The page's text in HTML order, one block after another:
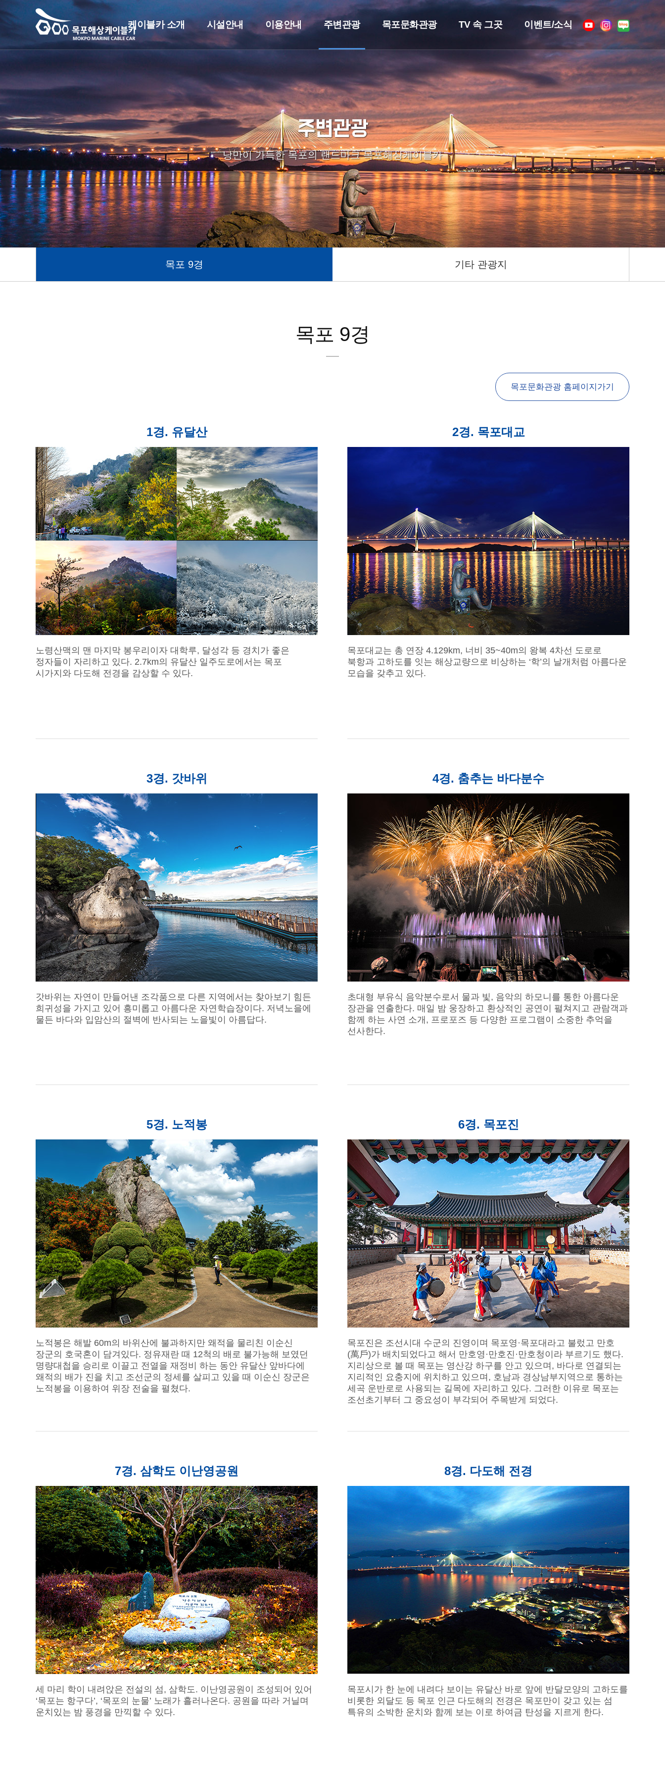
케이블카 소개 시설안내 이용안내 주변관광 목포문화관광 TV 속 그곳 이벤트/소식
주변관광
낭만이 가득한 목포의 랜드마크 목포해상케이블카
목포 9경 기타 관광지
목포 9경
목포문화관광 홈페이지가기
1경. 유달산
노령산맥의 맨 마지막 봉우리이자 대학루, 달성각 등 경치가 좋은
정자들이 자리하고 있다. 2.7km의 유달산 일주도로에서는 목포
시가지와 다도해 전경을 감상할 수 있다.
2경. 목포대교
목포대교는 총 연장 4.129km, 너비 35~40m의 왕복 4차선 도로로
북항과 고하도를 잇는 해상교량으로 비상하는 ‘학’의 날개처럼 아름다운
모습을 갖추고 있다.
3경. 갓바위
갓바위는 자연이 만들어낸 조각품으로 다른 지역에서는 찾아보기 힘든
희귀성을 가지고 있어 흥미롭고 아름다운 자연학습장이다. 저녁노을에
물든 바다와 입암산의 절벽에 반사되는 노을빛이 아름답다.
4경. 춤추는 바다분수
초대형 부유식 음악분수로서 물과 빛, 음악의 하모니를 통한 아름다운
장관을 연출한다. 매일 밤 웅장하고 환상적인 공연이 펼쳐지고 관람객과
함께 하는 사연 소개, 프로포즈 등 다양한 프로그램이 소중한 추억을
선사한다.
5경. 노적봉
노적봉은 해발 60m의 바위산에 불과하지만 왜적을 물리친 이순신
장군의 호국혼이 담겨있다. 정유재란 때 12척의 배로 불가능해 보였던
명량대첩을 승리로 이끌고 전열을 재정비 하는 동안 유달산 앞바다에
왜적의 배가 진을 치고 조선군의 정세를 살피고 있을 때 이순신 장군은
노적봉을 이용하여 위장 전술을 펼쳤다.
6경. 목포진
목포진은 조선시대 수군의 진영이며 목포영·목포대라고 불렀고 만호
(萬戶)가 배치되었다고 해서 만호영·만호진·만호청이라 부르기도 했다.
지리상으로 볼 때 목포는 영산강 하구를 안고 있으며, 바다로 연결되는
지리적인 요충지에 위치하고 있으며, 호남과 경상남부지역으로 통하는
세곡 운반로로 사용되는 길목에 자리하고 있다. 그러한 이유로 목포는
조선초기부터 그 중요성이 부각되어 주목받게 되었다.
7경. 삼학도 이난영공원
세 마리 학이 내려앉은 전설의 섬, 삼학도. 이난영공원이 조성되어 있어
‘목포는 항구다’, ‘목포의 눈물’ 노래가 흘러나온다. 공원을 따라 거닐며
운치있는 밤 풍경을 만끽할 수 있다.
8경. 다도해 전경
목포시가 한 눈에 내려다 보이는 유달산 바로 앞에 반달모양의 고하도를
비롯한 외달도 등 목포 인근 다도해의 전경은 목포만이 갖고 있는 섬
특유의 소박한 운치와 함께 보는 이로 하여금 탄성을 지르게 한다.